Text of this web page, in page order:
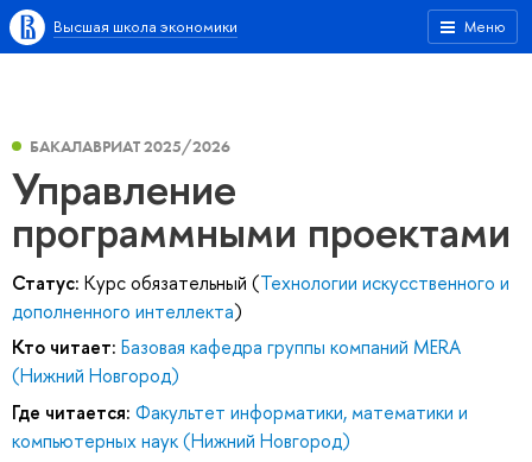
Меню
Высшая школа экономики
БАКАЛАВРИАТ 2025/2026
Управление
программными проектами
Статус: Курс обязательный (Технологии искусственного и
дополненного интеллекта)
Кто читает: Базовая кафедра группы компаний MERA
(Нижний Новгород)
Где читается: Факультет информатики, математики и
компьютерных наук (Нижний Новгород)